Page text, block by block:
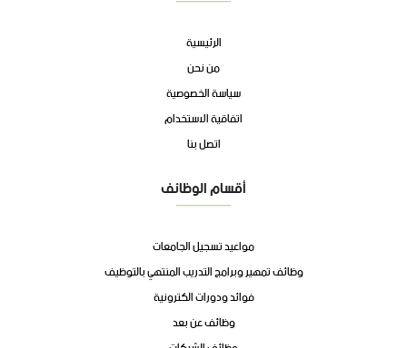
الرئيسية
من نحن
سياسة الخصوصية
اتفاقية الاستخدام
اتصل بنا
أقسام الوظائف
مواعيد تسجيل الجامعات
وظائف تمهير وبرامج التدريب المنتهي بالتوظيف
فوائد ودورات الكترونية
وظائف عن بعد